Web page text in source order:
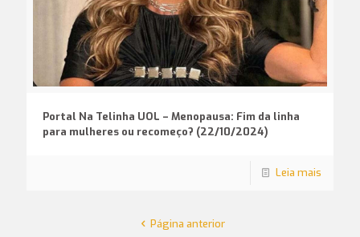
Portal Na Telinha UOL – Menopausa: Fim da linha
para mulheres ou recomeço? (22/10/2024)
Leia mais
Página anterior